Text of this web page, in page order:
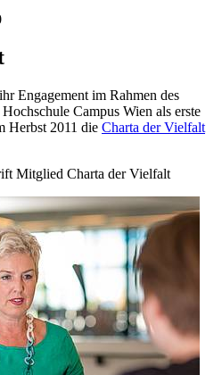
Engagement im Rahmen des
Campus Wien als erste
Herbst 2011 die Charta der Vielfalt